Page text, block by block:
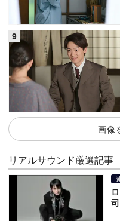
画像
リアルサウンド厳選記事
司